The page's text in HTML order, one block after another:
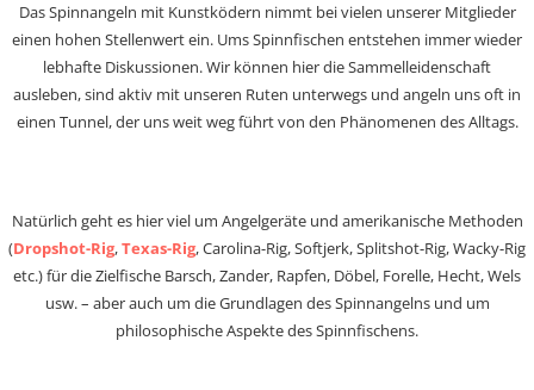
Das Spinnangeln mit Kunstködern nimmt bei vielen unserer Mitglieder
einen hohen Stellenwert ein. Ums Spinnfischen entstehen immer wieder
lebhafte Diskussionen. Wir können hier die Sammelleidenschaft
ausleben, sind aktiv mit unseren Ruten unterwegs und angeln uns oft in
einen Tunnel, der uns weit weg führt von den Phänomenen des Alltags.
Natürlich geht es hier viel um Angelgeräte und amerikanische Methoden
(Dropshot-Rig,Texas-Rig, Carolina-Rig, Softjerk, Splitshot-Rig, Wacky-Rig
etc.) für die Zielfische Barsch, Zander, Rapfen, Döbel, Forelle, Hecht, Wels
usw. – aber auch um die Grundlagen des Spinnangelns und um
philosophische Aspekte des Spinnfischens.